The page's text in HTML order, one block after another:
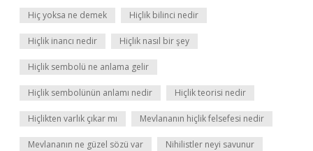
Hiç yoksa ne demek Hiçlik bilinci nedir
Hiçlik inancı nedir Hiçlik nasıl bir şey
Hiçlik sembolü ne anlama gelir
Hiçlik sembolünün anlamı nedir Hiçlik teorisi nedir
Hiçlikten varlık çıkar mı Mevlananın hiçlik felsefesi nedir
Mevlananın ne güzel sözü var Nihilistler neyi savunur